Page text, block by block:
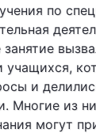
по
учащихся,
и
Многие из
могут